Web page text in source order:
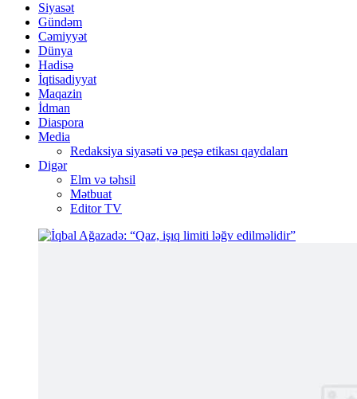
Siyasət
Gündəm
Cəmiyyət
Dünya
Hadisə
İqtisadiyyat
Maqazin
İdman
Diaspora
Media
Redaksiya siyasəti və peşə etikası qaydaları
Digər
Elm və təhsil
Mətbuat
Editor TV